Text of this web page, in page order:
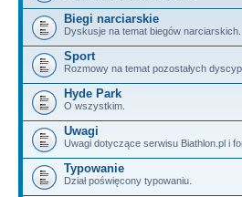
Biegi narciarskie
Dyskusje na temat biegów narciarskich.
Sport
Rozmowy na temat pozostałych
Hyde Park
O wszystkim.
Uwagi
Uwagi dotyczące serwisu Biathlon.pl i
Typowanie
Dział poświęcony typowaniu.